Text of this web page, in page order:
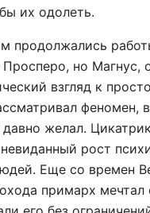
их одолеть.
продолжались
но Магнус,
взгляд к
феномен,
давно желал.
рост
Еще со времен
примарх